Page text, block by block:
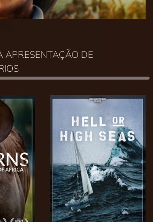
APRESENTAÇÃO DE